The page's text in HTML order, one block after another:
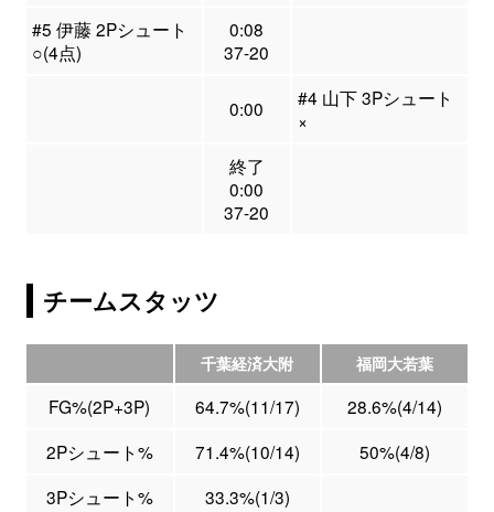
#5 伊藤 2Pシュート
○(4点)
0:08
37-20
0:00
#4 山下 3Pシュート
×
終了
0:00
37-20
チームスタッツ
千葉経済大附 福岡大若葉
FG%(2P+3P) 64.7%(11/17)
28.6%(4/14)
2Pシュート%
71.4%(10/14)
50%(4/8)
3Pシュート%
33.3%(1/3)